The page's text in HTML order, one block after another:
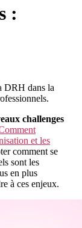
:
DRH dans la
challenges
et les
comment se
sont les
en plus
à ces enjeux.